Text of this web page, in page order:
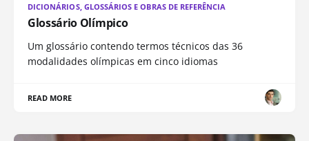
DICIONÁRIOS, GLOSSÁRIOS E OBRAS DE REFERÊNCIA
Glossário Olímpico
Um glossário contendo termos técnicos das 36
modalidades olímpicas em cinco idiomas
READ MORE